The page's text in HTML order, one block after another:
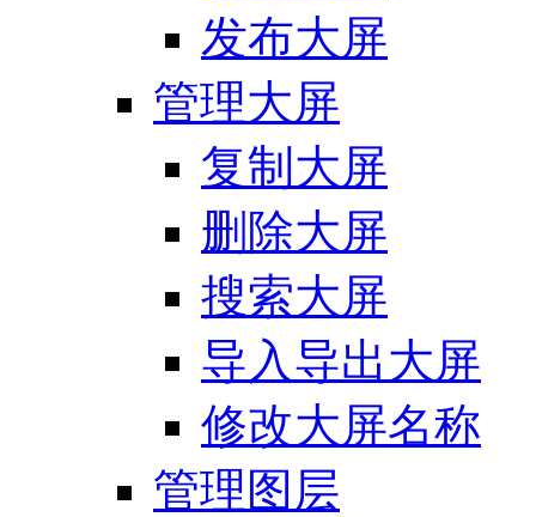
发布大屏
管理大屏
复制大屏
删除大屏
搜索大屏
导入导出大屏
修改大屏名称
管理图层